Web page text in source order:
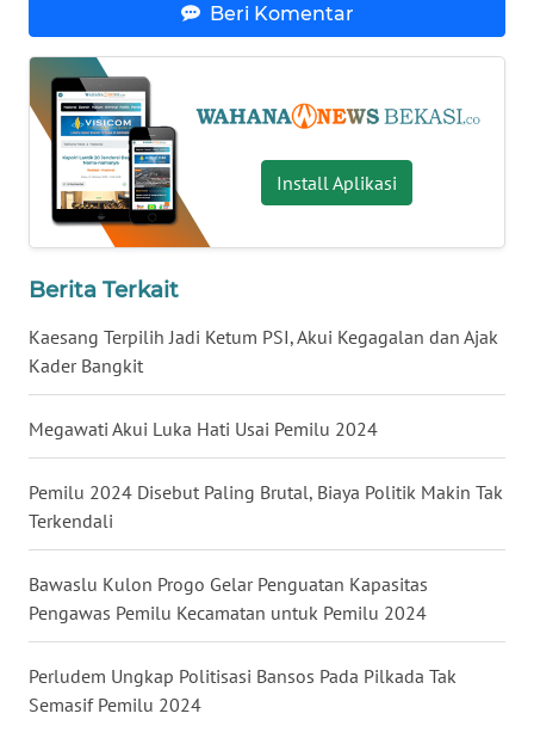
Beri Komentar
Install Aplikasi
Berita Terkait
Kaesang Terpilih Jadi Ketum PSI, Akui Kegagalan dan Ajak
Kader Bangkit
Megawati Akui Luka Hati Usai Pemilu 2024
Pemilu 2024 Disebut Paling Brutal, Biaya Politik Makin Tak
Terkendali
Bawaslu Kulon Progo Gelar Penguatan Kapasitas
Pengawas Pemilu Kecamatan untuk Pemilu 2024
Perludem Ungkap Politisasi Bansos Pada Pilkada Tak
Semasif Pemilu 2024
WN
SIMALUNGUN
WN
LABUHANBATU
WN
TAPANULI
SERDANG
TEBING
TINGGI
WN
PAKPAK
WN
KARAWANG
WN